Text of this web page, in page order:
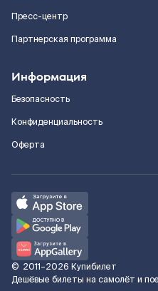
Пресс-центр
Партнерская программа
Информация
Безопасность
Конфиденциальность
Оферта
© 2011–2026 Купибилет
Дешёвые билеты на самолёт и